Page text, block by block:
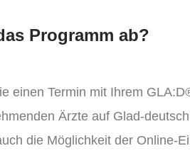
Programm ab?
einen Termin mit Ihrem
Ärzte auf Glad-
die Möglichkeit der Online-